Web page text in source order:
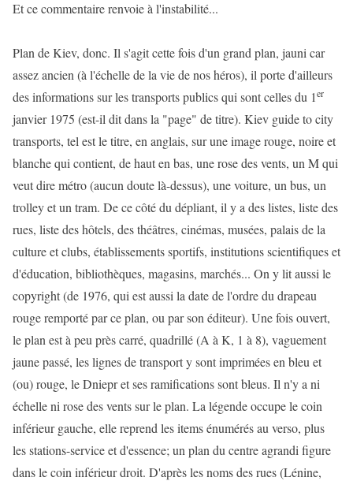
Et ce commentaire renvoie à l'instabilité...
Plan de Kiev, donc. Il s'agit cette fois d'un grand plan, jauni car
assez ancien (à l'échelle de la vie de nos héros), il porte d'ailleurs
des informations sur les transports publics qui sont celles du 1er
janvier 1975 (est-il dit dans la "page" de titre). Kiev guide to city
transports, tel est le titre, en anglais, sur une image rouge, noire et
blanche qui contient, de haut en bas, une rose des vents, un M qui
veut dire métro (aucun doute là-dessus), une voiture, un bus, un
trolley et un tram. De ce côté du dépliant, il y a des listes, liste des
rues, liste des hôtels, des théâtres, cinémas, musées, palais de la
culture et clubs, établissements sportifs, institutions scientifiques et
d'éducation, bibliothèques, magasins, marchés... On y lit aussi le
copyright (de 1976, qui est aussi la date de l'ordre du drapeau
rouge remporté par ce plan, ou par son éditeur). Une fois ouvert,
le plan est à peu près carré, quadrillé (A à K, 1 à 8), vaguement
jaune passé, les lignes de transport y sont imprimées en bleu et
(ou) rouge, le Dniepr et ses ramifications sont bleus. Il n'y a ni
échelle ni rose des vents sur le plan. La légende occupe le coin
inférieur gauche, elle reprend les items énumérés au verso, plus
les stations-service et d'essence; un plan du centre agrandi figure
dans le coin inférieur droit. D'après les noms des rues (Lénine,